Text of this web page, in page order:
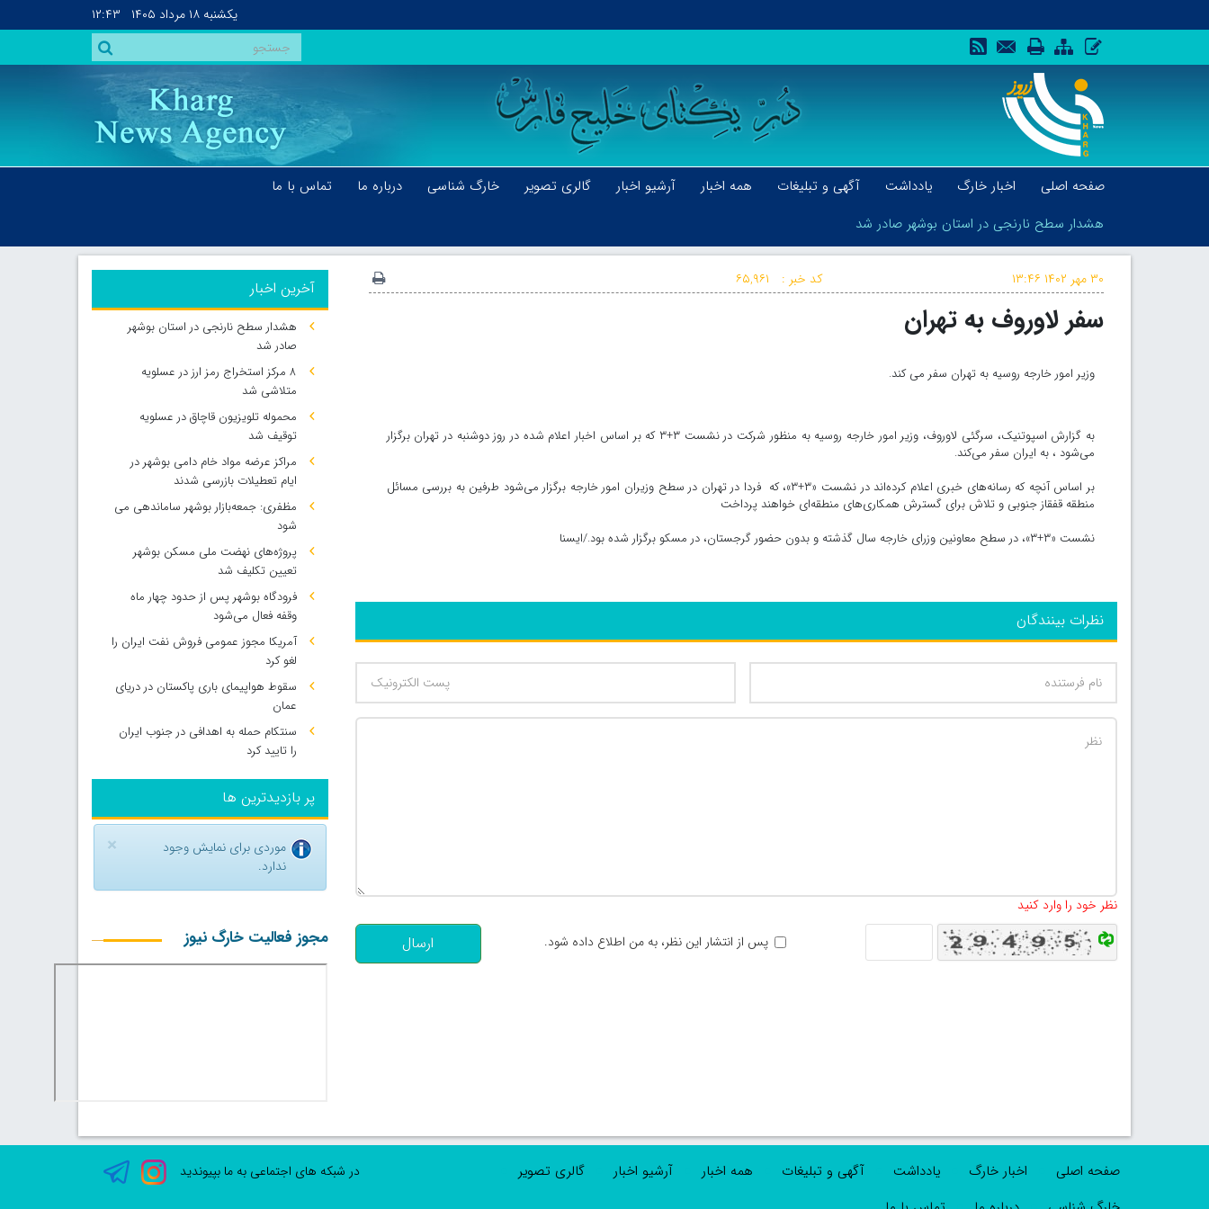
یکشنبه ۱۸ مرداد ۱۴۰۵ ۱۲:۴۳
صفحه اصلی اخبار خارگ یادداشت آگهی و تبلیغات همه اخبار آرشیو اخبار گالری تصویر خارگ شناسی درباره ما
تماس با ما
هشدار سطح نارنجی در استان بوشهر صادر شد
هشدار سطح نارنجی در استان بوشهر صادر شد
کد خبر : ۶۵,۹۶۱ ۳۰ مهر ۱۴۰۲ ۱۳:۴۶
سفر لاوروف به تهران
وزیر امور خارجه روسیه به تهران سفر می کند.
به گزارش اسپوتنیک، سرگئی لاوروف، وزیر امور خارجه روسیه به منظور شرکت در نشست ۳+۳ که بر اساس اخبار اعلام شده در روز دوشنبه در تهران برگزار
می‌شود ، به ایران سفر می‌کند.
بر اساس آنچه که رسانه‌های خبری اعلام کرده‌اند در نشست «۳+۳»، که فردا در تهران در سطح وزیران امور خارجه برگزار می‌شود طرفین به بررسی مسائل
منطقه قفقاز جنوبی و تلاش برای گسترش همکاری‌های منطقه‌ای خواهند پرداخت
نشست «۳+۳»، در سطح معاونین وزرای خارجه سال گذشته و بدون حضور گرجستان، در مسکو برگزار شده بود./ایسنا
نظرات بینندگان
نظر خود را وارد کنید
پس از انتشار این نظر، به من اطلاع داده شود.
ارسال
آخرین اخبار
هشدار سطح نارنجی در استان بوشهر
صادر شد
۸ مرکز استخراج رمز ارز در عسلویه
متلاشی شد
محموله تلویزیون قاچاق در عسلویه
توقیف شد
مراکز عرضه مواد خام دامی بوشهر در
ایام تعطیلات بازرسی شدند
مظفری: جمعه‌بازار بوشهر ساماندهی می‌
شود
پروژه‌های نهضت ملی مسکن بوشهر
تعیین تکلیف شد
فرودگاه بوشهر پس از حدود چهار ماه
وقفه فعال می‌شود
آمریکا مجوز عمومی فروش نفت ایران را
لغو کرد
سقوط هواپیمای باری پاکستان در دریای
عمان
سنتکام حمله به اهدافی در جنوب ایران
را تایید کرد
پر بازدیدترین ها
×
موردی برای نمایش وجود
ندارد.
مجوز فعالیت خارگ نیوز
صفحه اصلی اخبار خارگ یادداشت آگهی و تبلیغات همه اخبار آرشیو اخبار
گالری تصویر
در شبکه های اجتماعی به ما بپیوندید